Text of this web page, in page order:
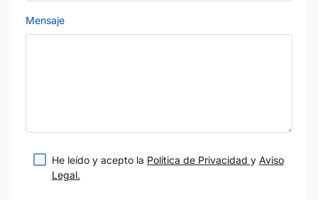
Mensaje
He leído y acepto la Política de Privacidad y Aviso
Legal.